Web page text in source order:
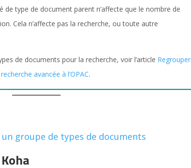
de type de document parent n’affecte que le nombre de
Cela n’affecte pas la recherche, ou toute autre
de documents pour la recherche, voir l’article Regrouper
avancée à l’OPAC.
groupe de types de documents